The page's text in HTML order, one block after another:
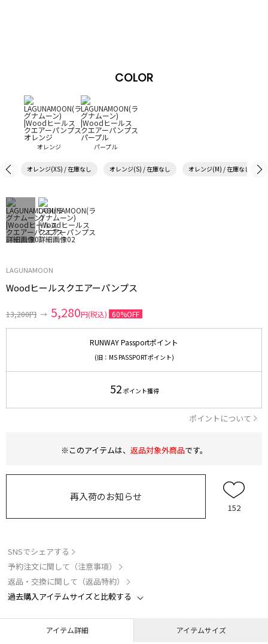
COLOR
オレンジ パープル
オレンジ(XS) / 在庫なし オレンジ(S) / 在庫なし オレンジ(M) / 在庫なし
LAGUNAMOON
Woodヒールスクエアーパンプス
13,200円 → 5,280円(税込) 60%OFF
RUNWAY Passportポイント
(旧：MS PASSPORTポイント)
52 ポイント獲得
ポイントについて
※このアイテムは、 返品対象外商品です。
再入荷のお知らせ
152
SNSでシェアする
予約注文に関して（注意事項）
返品・交換に関して（返品特約）
過去購入アイテムサイズと比較する
アイテム詳細 アイテムサイズ